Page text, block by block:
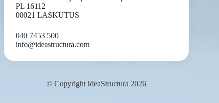
PL 16112
00021 LASKUTUS
040 7453 500
info@ideastructura.com
© Copyright IdeaStructura 2026